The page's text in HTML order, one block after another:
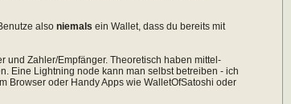
also niemals ein Wallet, dass du bereits mit
und Zahler/Empfänger. Theoretisch haben mittel-
Eine Lightning node kann man selbst betreiben - ich
Browser oder Handy Apps wie WalletOfSatoshi oder